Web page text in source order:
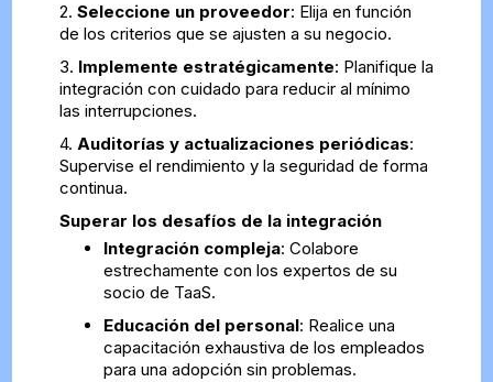
2. Seleccione un proveedor: Elija en función
de los criterios que se ajusten a su negocio.
3. Implemente estratégicamente: Planifique la
integración con cuidado para reducir al mínimo
las interrupciones.
4. Auditorías y actualizaciones periódicas:
Supervise el rendimiento y la seguridad de forma
continua.
Superar los desafíos de la integración
Integración compleja: Colabore
estrechamente con los expertos de su
socio de TaaS.
Educación del personal: Realice una
capacitación exhaustiva de los empleados
para una adopción sin problemas.